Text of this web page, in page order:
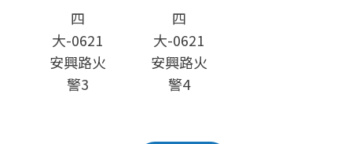
四
大-0621
安興路火
警3
四
大-0621
安興路火
警4